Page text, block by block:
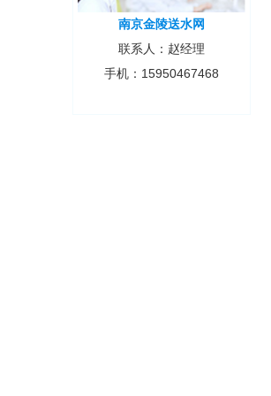
南京金陵送水网
联系人：赵经理
手机：15950467468